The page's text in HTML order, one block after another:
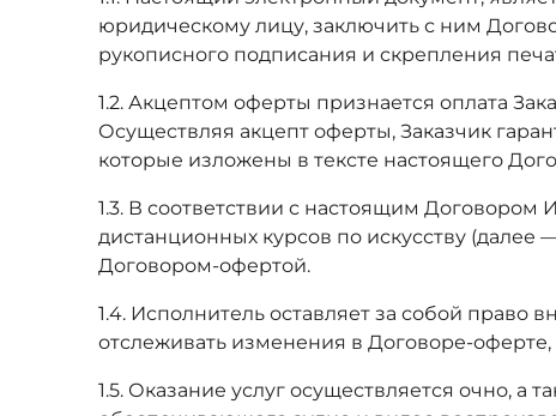
юридическому лицу, заключить с ним
рукописного подписания и скрепления
1.2. Акцептом оферты признается оплата
Осуществляя акцепт оферты, Заказчик
которые изложены в тексте настоящего
1.3. В соответствии с настоящим Договором
дистанционных курсов по искусству (далее
Договором-офертой.
1.4. Исполнитель оставляет за собой право
отслеживать изменения в Договоре-
1.5. Оказание услуг осуществляется очно,